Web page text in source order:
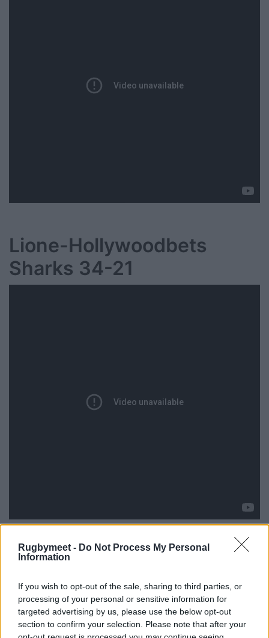
Rugbymeet - Do Not Process My Personal
Information
If you wish to opt-out of the sale, sharing to third parties, or
processing of your personal or sensitive information for
targeted advertising by us, please use the below opt-out
section to confirm your selection. Please note that after your
Lione-Hollywoodbets
Sharks 34-21
Aviron Bayonnais v
Vodacom Bulls 22-32